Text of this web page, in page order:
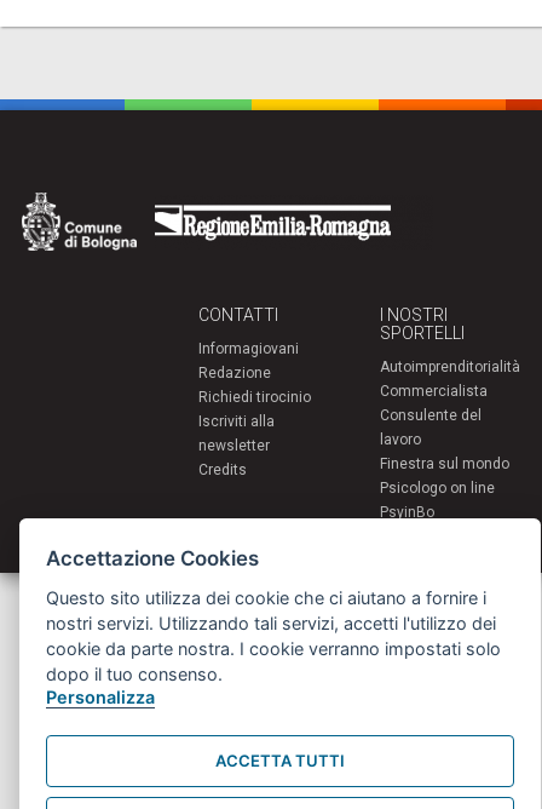
CONTATTI
Informagiovani
Redazione
Richiedi tirocinio
Iscriviti alla
newsletter
Credits
I NOSTRI
SPORTELLI
Autoimprenditorialità
Commercialista
Consulente del
lavoro
Finestra sul mondo
Psicologo on line
PsyinBo
Servizi per i giovani - Scambi e soggiorni all'estero
Comune di Bologna | Piazza Maggiore 6 - 40124 Bologna
giovani@comune.bologna.it
Accettazione Cookies
Questo sito utilizza dei cookie che ci aiutano a fornire i
nostri servizi. Utilizzando tali servizi, accetti l'utilizzo dei
cookie da parte nostra. I cookie verranno impostati solo
dopo il tuo consenso.
Personalizza
ACCETTA TUTTI